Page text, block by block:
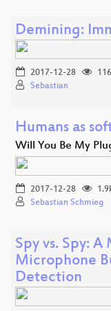
Demining:
2017-12-28
116
Sebastian
Humans as
Will You Be My
2017-12-28
Sebastian Schmieg
Spy vs. Spy:
Microphone
Detection